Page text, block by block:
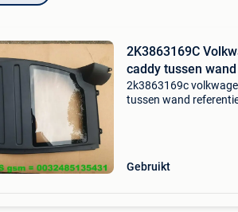
2K3863169C
caddy tussen wand
2k3863169c
tussen wand
Gebruikt